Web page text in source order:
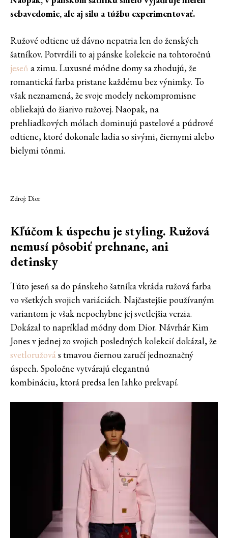
sebavedomie, ale aj silu a túžbu experimentovať.
Ružové odtiene už dávno nepatria len do ženských
šatníkov. Potvrdili to aj pánske kolekcie na tohtoročnú
jeseň a zimu. Luxusné módne domy sa zhodujú, že
romantická farba pristane každému bez výnimky. To
však neznamená, že svoje modely nekompromisne
obliekajú do žiarivo ružovej. Naopak, na
prehliadkových mólach dominujú pastelové a púdrové
odtiene, ktoré dokonale ladia so sivými, čiernymi alebo
bielymi tónmi.
Zdroj: Dior
Kľúčom k úspechu je styling. Ružová
nemusí pôsobiť prehnane, ani
detinsky
Túto jeseň sa do pánskeho šatníka vkráda ružová farba
vo všetkých svojich variáciách. Najčastejšie používaným
variantom je však nepochybne jej svetlejšia verzia.
Dokázal to napríklad módny dom Dior. Návrhár Kim
Jones v jednej zo svojich posledných kolekcií dokázal, že
svetloružovás tmavou čiernou zaručí jednoznačný
úspech. Spoločne vytvárajú elegantnú
kombináciu, ktorá predsa len ľahko prekvapí.